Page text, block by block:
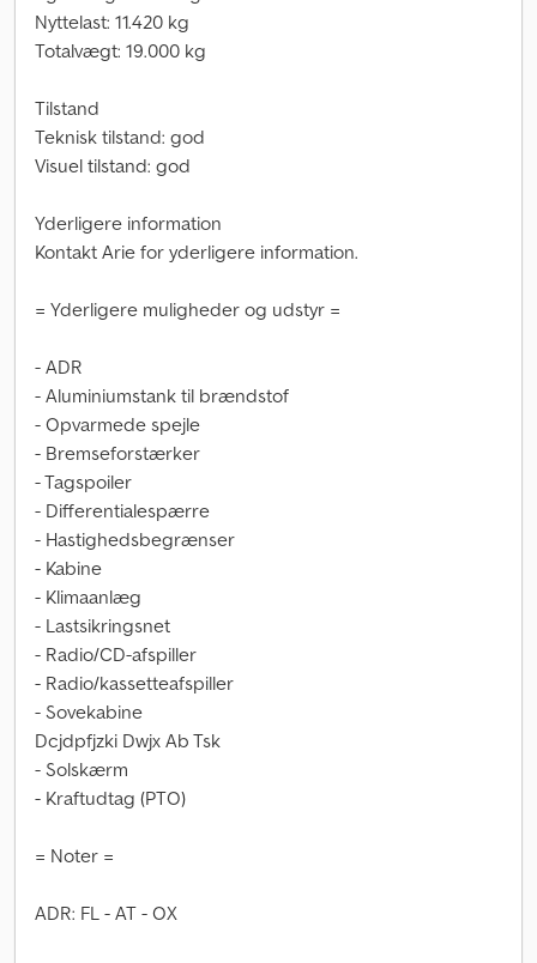
Nyttelast: 11.420 kg
Totalvægt: 19.000 kg
Tilstand
Teknisk tilstand: god
Visuel tilstand: god
Yderligere information
Kontakt Arie for yderligere information.
= Yderligere muligheder og udstyr =
- ADR
- Aluminiumstank til brændstof
- Opvarmede spejle
- Bremseforstærker
- Tagspoiler
- Differentialespærre
- Hastighedsbegrænser
- Kabine
- Klimaanlæg
- Lastsikringsnet
- Radio/CD-afspiller
- Radio/kassetteafspiller
- Sovekabine
Dcjdpfjzki Dwjx Ab Tsk
- Solskærm
- Kraftudtag (PTO)
= Noter =
ADR: FL - AT - OX